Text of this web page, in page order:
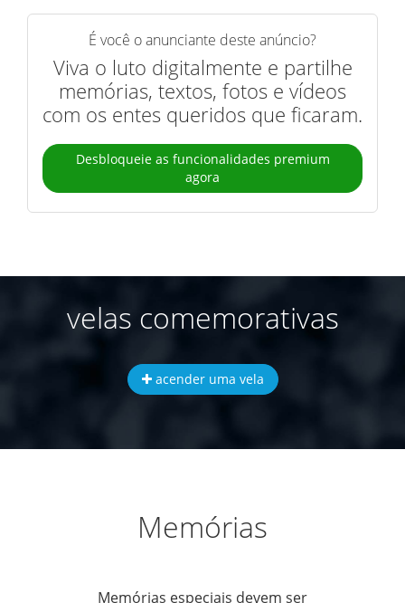
É você o anunciante deste anúncio?
Viva o luto digitalmente e partilhe
memórias, textos, fotos e vídeos
com os entes queridos que ficaram.
Desbloqueie as funcionalidades premium
agora
velas comemorativas
acender uma vela
Memórias
Memórias especiais devem ser